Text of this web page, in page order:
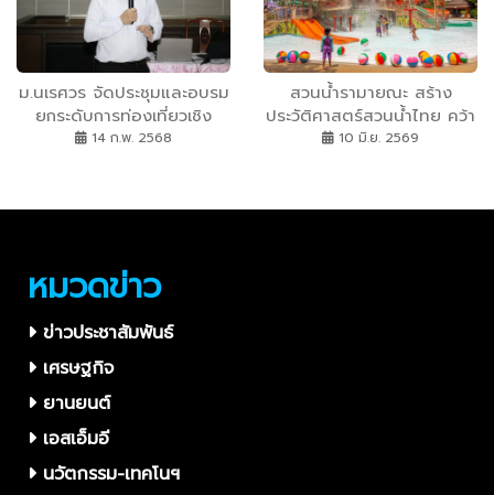
ม.นเรศวร จัดประชุมและอบรม
ยกระดับการท่องเที่ยวเชิง
เกษตรสู่คาร์บอนสุทธิเป็นศูนย์
14 ก.พ. 2568
สวนน้ำรามายณะ สร้าง
ประวัติศาสตร์สวนน้ำไทย คว้า
อันดับ 9 ของโลก จาก
สูงสุดเท่าที่สวนน้ำใน
10 มิ.ย. 2569
หมวดข่าว
ข่าวประชาสัมพันธ์
เศรษฐกิจ
ยานยนต์
เอสเอ็มอี
นวัตกรรม-เทคโนฯ